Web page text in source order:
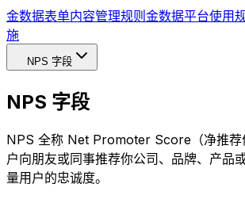
金数据表单内容管理规则金数据平台使用
施
NPS 字段
NPS 字段
NPS 全称 Net Promoter Score（净推荐
户向朋友或同事推荐你公司、品牌、产品
量用户的忠诚度。